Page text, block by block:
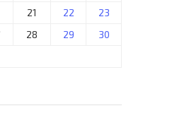
21 22
23
28 29
30